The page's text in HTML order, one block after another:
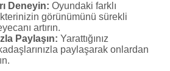
Deneyin: Oyundaki farklı
görünümünü sürekli
artırın.
Paylaşın: Yarattığınız
paylaşarak onlardan